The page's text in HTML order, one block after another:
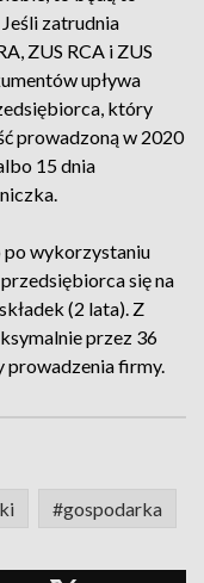
zatrudnia
ZUS RCA i ZUS
upływa
który
prowadzoną w 2020
15 dnia
po wykorzystaniu
się na
(2 lata). Z
przez 36
prowadzenia firmy.
#gospodarka